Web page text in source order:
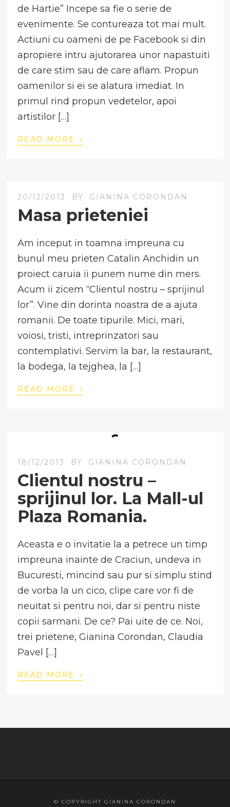
de Hartie” Incepe sa fie o serie de
evenimente. Se contureaza tot mai mult.
Actiuni cu oameni de pe Facebook si din
apropiere intru ajutorarea unor napastuiti
de care stim sau de care aflam. Propun
oamenilor si ei se alatura imediat. In
primul rind propun vedetelor, apoi
artistilor […]
READ MORE ›
20/12/2013 BY GIANINA CORONDAN
Masa prieteniei
Am inceput in toamna impreuna cu
bunul meu prieten Catalin Anchidin un
proiect caruia ii punem nume din mers.
Acum ii zicem “Clientul nostru – sprijinul
lor”. Vine din dorinta noastra de a ajuta
romanii. De toate tipurile. Mici, mari,
voiosi, tristi, intreprinzatori sau
contemplativi. Servim la bar, la restaurant,
la bodega, la tejghea, la […]
READ MORE ›
18/12/2013 BY GIANINA CORONDAN
Clientul nostru –
sprijinul lor. La Mall-ul
Plaza Romania.
Aceasta e o invitatie la a petrece un timp
impreuna inainte de Craciun, undeva in
Bucuresti, mincind sau pur si simplu stind
de vorba la un cico, clipe care vor fi de
neuitat si pentru noi, dar si pentru niste
copii sarmani. De ce? Pai uite de ce. Noi,
trei prietene, Gianina Corondan, Claudia
Pavel […]
READ MORE ›
© COPYRIGHT GIANINA CORONDAN